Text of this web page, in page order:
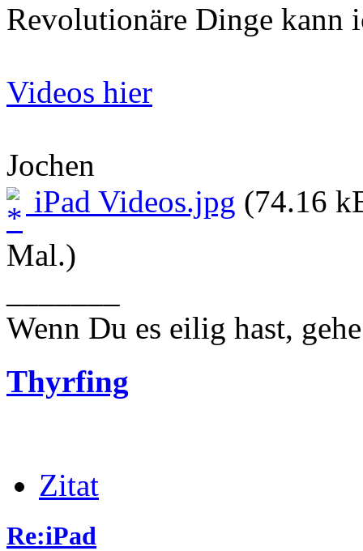
Revolutionäre Dinge kann
Videos hier
Jochen
iPad Videos.jpg (74.16
Mal.)
Wenn Du es eilig hast,
Thyrfing
Zitat
Re:iPad